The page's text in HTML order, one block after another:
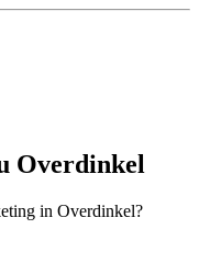
Overdinkel
in Overdinkel?